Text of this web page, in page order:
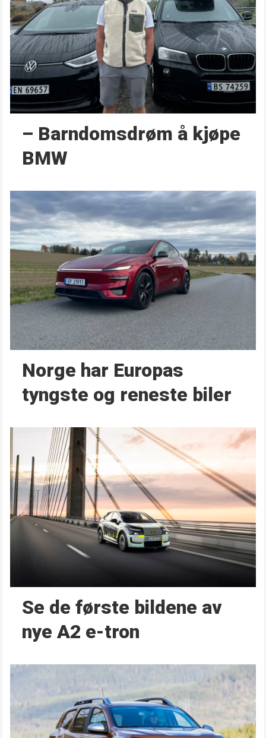
– Barndoms­drøm å kjøpe
BMW
Norge har Europas
tyngste og reneste biler
Se de første bildene av
nye A2 e-tron